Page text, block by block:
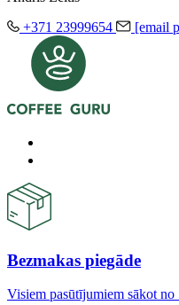
Ļoti garšīga kafija. Visa
Tue Jan 13 2026 14:50:16
+371 23999654
[email
Bezmakas piegāde
Visiem pasūtījumiem sākot no